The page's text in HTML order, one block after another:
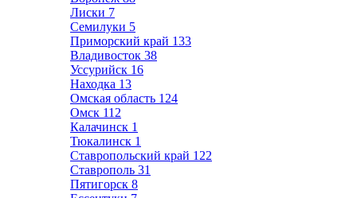
Лиски 7
Семилуки 5
Приморский край 133
Владивосток 38
Уссурийск 16
Находка 13
Омская область 124
Омск 112
Калачинск 1
Тюкалинск 1
Ставропольский край 122
Ставрополь 31
Пятигорск 8